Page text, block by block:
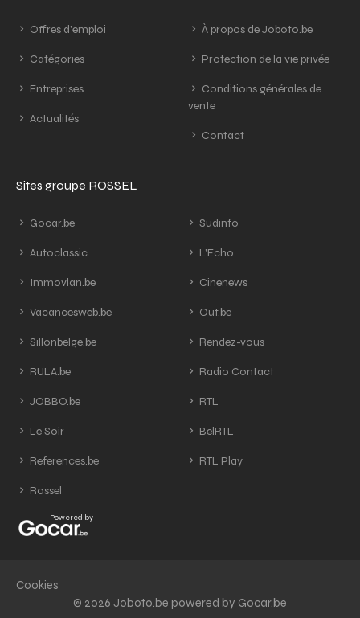
Offres d'emploi
Catégories
Entreprises
Actualités
À propos de Joboto.be
Protection de la vie privée
Conditions générales de
vente
Contact
Sites groupe ROSSEL
Gocar.be
Autoclassic
Immovlan.be
Vacancesweb.be
Sillonbelge.be
RULA.be
JOBBO.be
Le Soir
References.be
Rossel
Sudinfo
L'Echo
Cinenews
Out.be
Rendez-vous
Radio Contact
RTL
BelRTL
RTL Play
Powered by
Cookies
© 2026 Joboto.be powered by Gocar.be